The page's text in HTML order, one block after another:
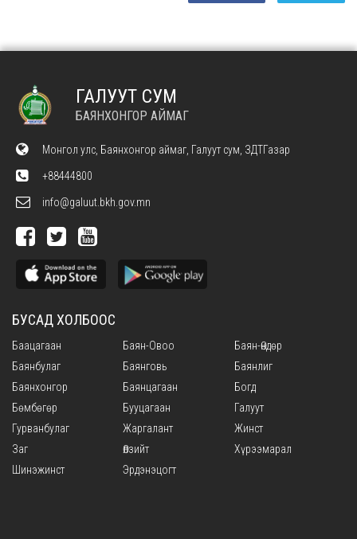
ГАЛУУТ СУМ
БАЯНХОНГОР АЙМАГ
Монгол улс, Баянхонгор аймаг, Галуут сум, ЗДТГазар
+88444800
info@galuut.bkh.gov.mn
БУСАД ХОЛБООС
Баацагаан Баян-Овоо
Баян-Өндөр
Баянбулаг
Баянговь
Баянлиг
Баянхонгор
Баянцагаан
Богд
Бөмбөгөр
Бууцагаан
Галуут
Гурванбулаг
Жаргалант
Жинст
Заг
Өлзийт
Хүрээмарал
Шинэжинст
Эрдэнэцогт